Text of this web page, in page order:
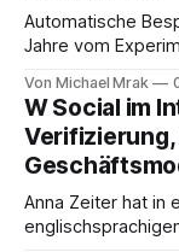
Automatische
Jahre vom
Ende eine
funktioniert gut. Die Frage, die regelmäßig untergeht, lautet:
Wo genau liegt
Von Michael Mrak
W Social im
Verifizierung,
Anna Zeiter hat in